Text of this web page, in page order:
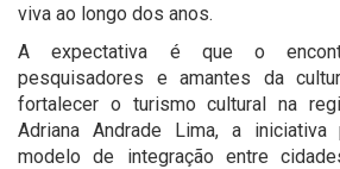
viva ao longo dos anos.
A expectativa é que o
pesquisadores e amantes da
fortalecer o turismo cultural na
Adriana Andrade Lima, a
modelo de integração entre